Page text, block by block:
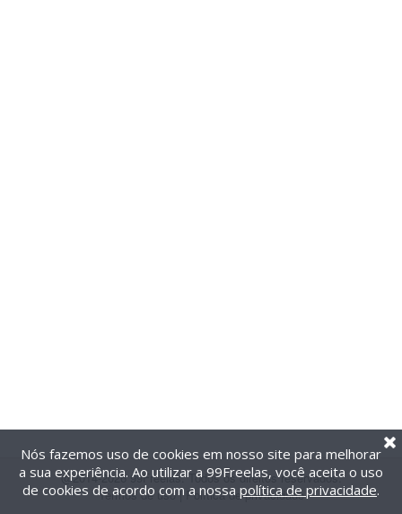
@2014-2026 99Freelas. Todos os direitos reservados.
Termos de uso| Política de privacidade
Nós fazemos uso de cookies em nosso site para melhorar
a sua experiência. Ao utilizar a 99Freelas, você aceita o uso
de cookies de acordo com a nossa política de privacidade.